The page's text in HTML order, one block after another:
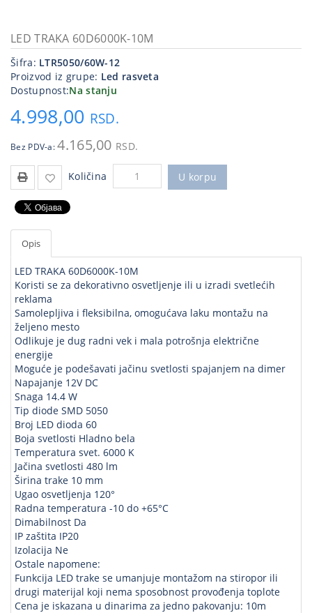
priključci
Kućna
tehnika
Poslovna
program
LED TRAKA 60D6000K-10M
Šifra: LTR5050/60W-12
Proizvod iz grupe: Led rasveta
Dostupnost:Na stanju
4.998,00 RSD.
Bez PDV-a: 4.165,00 RSD.
Količina U korpu
Opis
LED TRAKA 60D6000K-10M
Koristi se za dekorativno osvetljenje ili u izradi svetlećih
reklama
Samolepljiva i fleksibilna, omogućava laku montažu na
željeno mesto
Odlikuje je dug radni vek i mala potrošnja električne
energije
Moguće je podešavati jačinu svetlosti spajanjem na dimer
Napajanje 12V DC
Snaga 14.4 W
Tip diode SMD 5050
Broj LED dioda 60
Boja svetlosti Hladno bela
Temperatura svet. 6000 K
Jačina svetlosti 480 lm
Širina trake 10 mm
Ugao osvetljenja 120°
Radna temperatura -10 do +65°C
Dimabilnost Da
IP zaštita IP20
Izolacija Ne
Ostale napomene:
Funkcija LED trake se umanjuje montažom na stiropor ili
drugi materijal koji nema sposobnost provođenja toplote
Cena je iskazana u dinarima za jedno pakovanju: 10m